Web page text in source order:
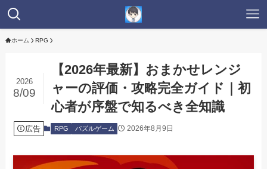
ホーム RPG
【2026年最新】おまかせレンジ
ャーの評価・攻略完全ガイド｜初
心者が序盤で知るべき全知識
2026
8/09
広告 RPG パズルゲーム 2026年8月9日